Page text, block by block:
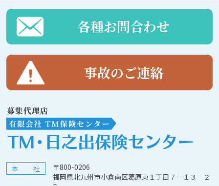
各種お問合わせ
事故のご連絡
本社
〒800-0206
福岡県北九州市小倉南区葛原東１丁目７－１３ ２